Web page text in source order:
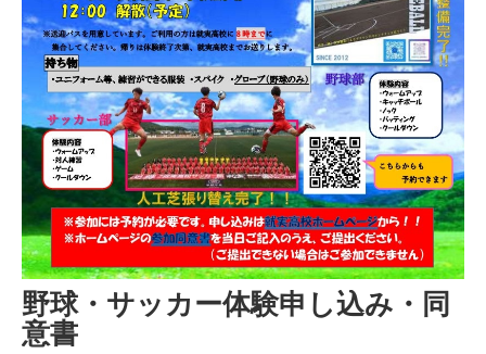
野球・サッカー体験申し込み・同
意書